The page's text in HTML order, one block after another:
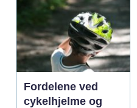
Fordelene ved
cykelhjelme og